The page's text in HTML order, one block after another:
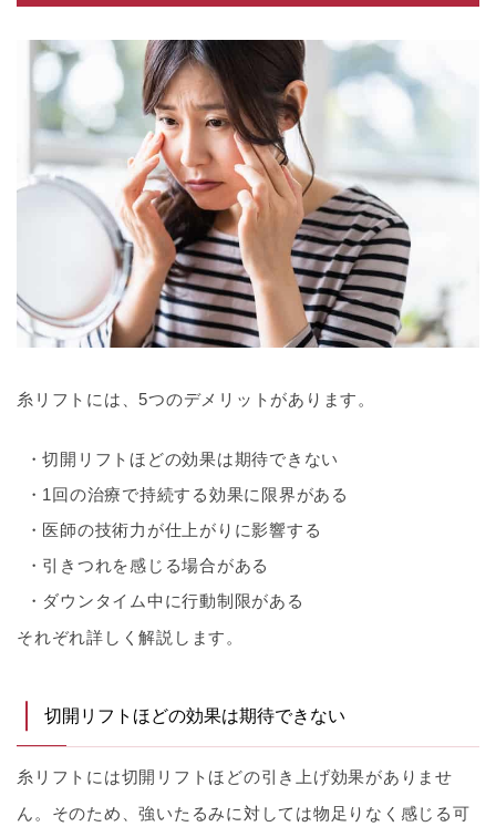
糸リフトには、5つのデメリットがあります。
切開リフトほどの効果は期待できない
1回の治療で持続する効果に限界がある
医師の技術力が仕上がりに影響する
引きつれを感じる場合がある
ダウンタイム中に行動制限がある
それぞれ詳しく解説します。
切開リフトほどの効果は期待できない
糸リフトには切開リフトほどの引き上げ効果がありませ
ん。そのため、強いたるみに対しては物足りなく感じる可